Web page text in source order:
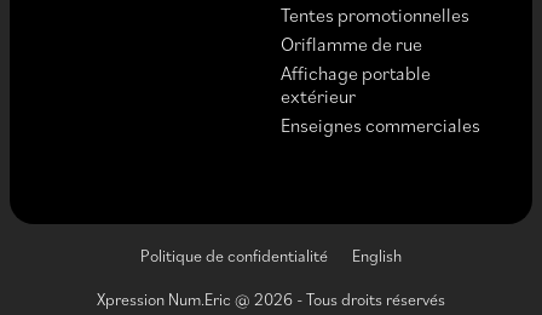
Tentes promotionnelles
Oriflamme de rue
Affichage portable
extérieur
Enseignes commerciales
Xpression Num.Eric @ 2026 - Tous droits réservés
Politique de confidentialité English